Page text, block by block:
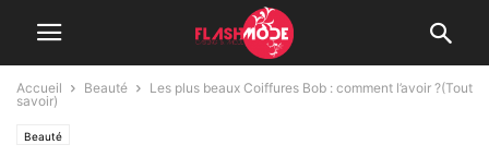
Accueil Beauté
Les plus beaux Coiffures Bob : comment l’avoir ?(Tout
savoir)
Beauté